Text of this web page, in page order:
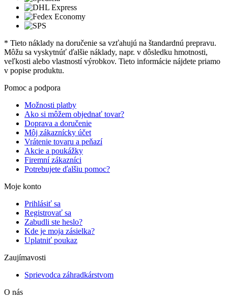
* Tieto náklady na doručenie sa vzťahujú na štandardnú prepravu.
Môžu sa vyskytnúť ďalšie náklady, napr. v dôsledku hmotnosti,
veľkosti alebo vlastností výrobkov. Tieto informácie nájdete priamo
v popise produktu.
Pomoc a podpora
Možnosti platby
Ako si môžem objednať tovar?
Doprava a doručenie
Môj zákaznícky účet
Vrátenie tovaru a peňazí
Akcie a poukážky
Firemní zákazníci
Potrebujete ďalšiu pomoc?
Moje konto
Prihlásiť sa
Registrovať sa
Zabudli ste heslo?
Kde je moja zásielka?
Uplatniť poukaz
Zaujímavosti
Sprievodca záhradkárstvom
O nás